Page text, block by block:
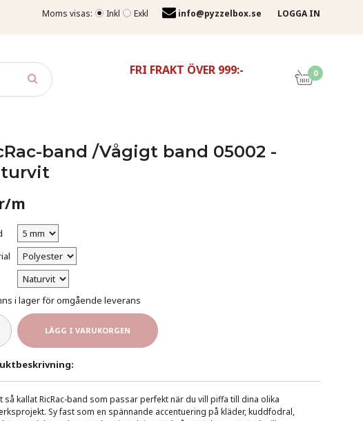
Moms visas: Inkl Exkl info@pyzzelbox.se LOGGA IN
FRI FRAKT ÖVER 999:- 0
band /Vågigt band 05002 -
m
i lager för omgående leverans
LÄGG I VARUKORGEN
så kallat RicRac-band som passar perfekt när du vill piffa till dina olika
Sy fast som en spännande accentuering på kläder, kuddfodral,